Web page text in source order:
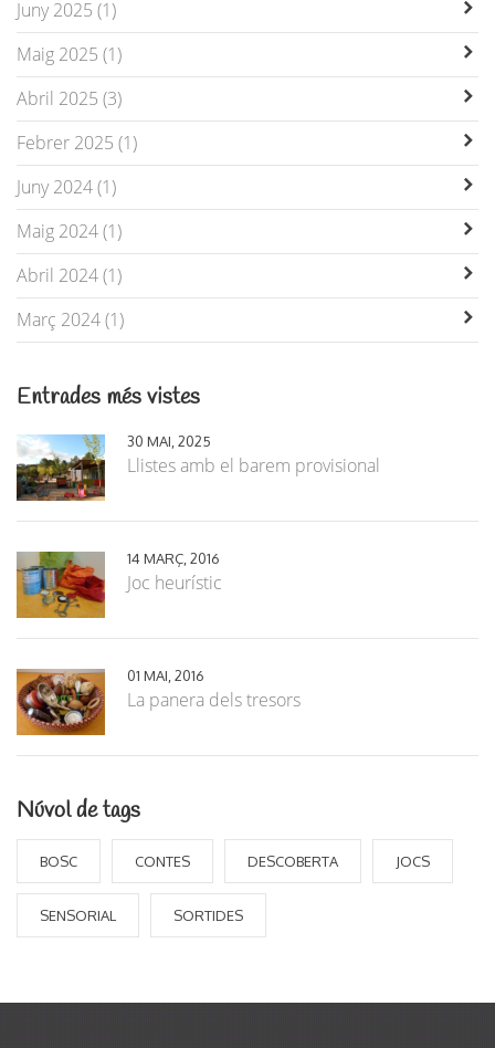
Juny 2025 (1)
Maig 2025 (1)
Abril 2025 (3)
Febrer 2025 (1)
Juny 2024 (1)
Maig 2024 (1)
Abril 2024 (1)
Març 2024 (1)
Entrades més vistes
30 MAI, 2025
Llistes amb el barem provisional
14 MARÇ, 2016
Joc heurístic
01 MAI, 2016
La panera dels tresors
Núvol de tags
BOSC CONTES DESCOBERTA JOCS
SENSORIAL SORTIDES